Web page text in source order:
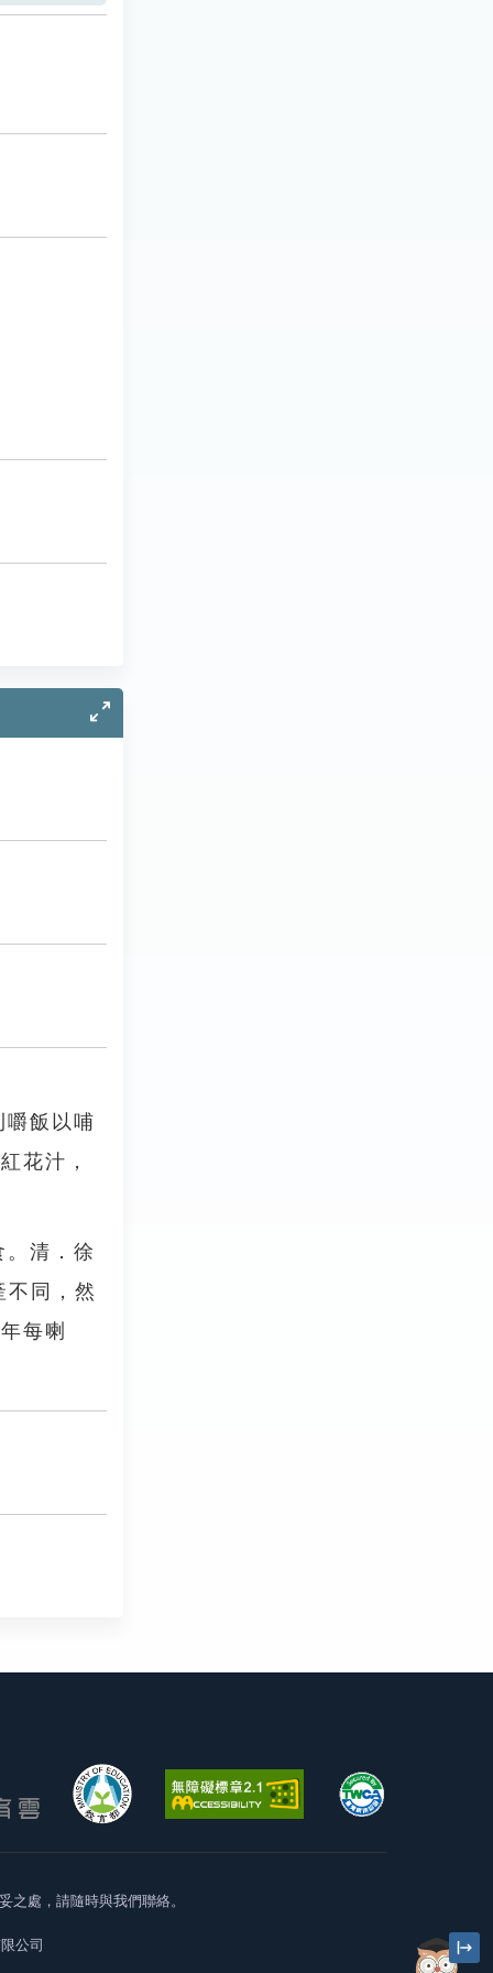
飯以哺
花汁，
清．徐
不同，然
每喇
之處，請隨時與我們聯絡。
公司